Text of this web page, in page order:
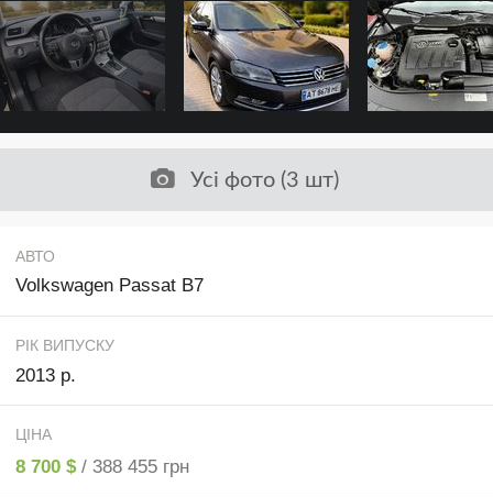
Усі фото (3 шт)
АВТО
Volkswagen Passat B7
РІК ВИПУСКУ
2013 р.
ЦІНА
8 700 $ / 388 455 грн